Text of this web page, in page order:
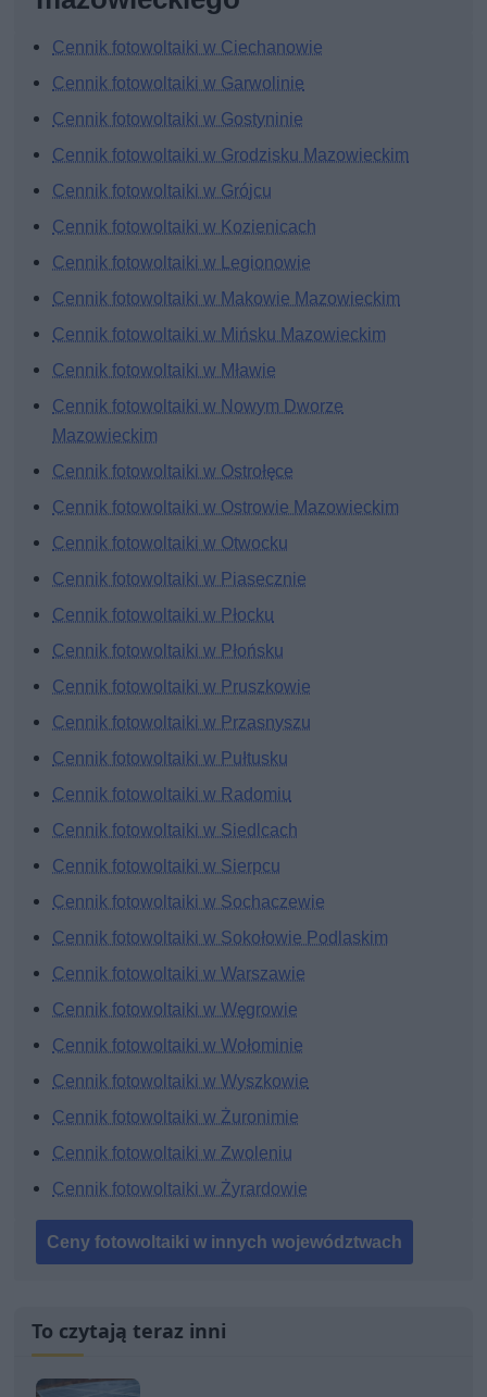
Cennik fotowoltaiki w Ciechanowie
Cennik fotowoltaiki w Garwolinie
Cennik fotowoltaiki w Gostyninie
Cennik fotowoltaiki w Grodzisku Mazowieckim
Cennik fotowoltaiki w Grójcu
Cennik fotowoltaiki w Kozienicach
Cennik fotowoltaiki w Legionowie
Cennik fotowoltaiki w Makowie Mazowieckim
Cennik fotowoltaiki w Mińsku Mazowieckim
Cennik fotowoltaiki w Mławie
Cennik fotowoltaiki w Nowym Dworze
Mazowieckim
Cennik fotowoltaiki w Ostrołęce
Cennik fotowoltaiki w Ostrowie Mazowieckim
Cennik fotowoltaiki w Otwocku
Cennik fotowoltaiki w Piasecznie
Cennik fotowoltaiki w Płocku
Cennik fotowoltaiki w Płońsku
Cennik fotowoltaiki w Pruszkowie
Cennik fotowoltaiki w Przasnyszu
Cennik fotowoltaiki w Pułtusku
Cennik fotowoltaiki w Radomiu
Cennik fotowoltaiki w Siedlcach
Cennik fotowoltaiki w Sierpcu
Cennik fotowoltaiki w Sochaczewie
Cennik fotowoltaiki w Sokołowie Podlaskim
Cennik fotowoltaiki w Warszawie
Cennik fotowoltaiki w Węgrowie
Cennik fotowoltaiki w Wołominie
Cennik fotowoltaiki w Wyszkowie
Cennik fotowoltaiki w Żuronimie
Cennik fotowoltaiki w Zwoleniu
Cennik fotowoltaiki w Żyrardowie
Ceny fotowoltaiki w innych województwach
To czytają teraz inni